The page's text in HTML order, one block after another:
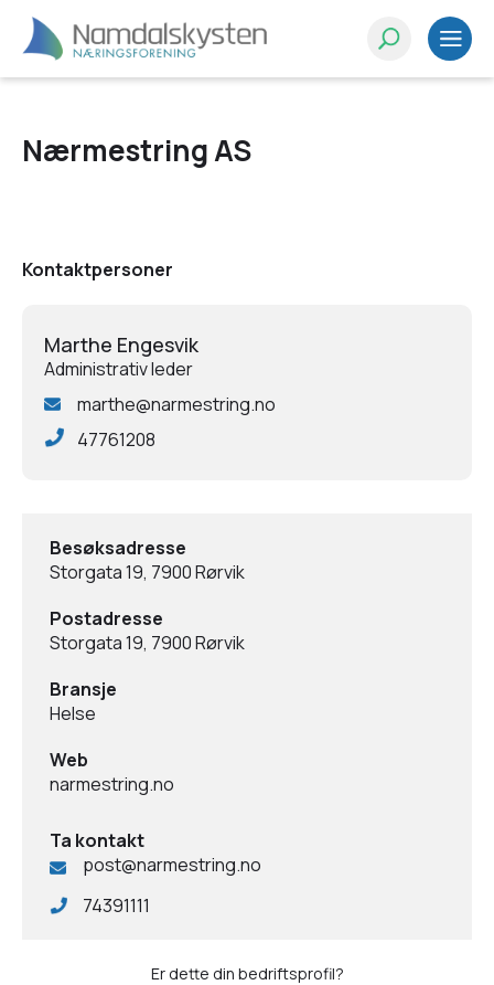
Nærmestring AS
Kontaktpersoner
Marthe Engesvik
Administrativ leder
marthe@narmestring.no
47761208
Besøksadresse
Storgata 19, 7900 Rørvik
Postadresse
Storgata 19, 7900 Rørvik
Bransje
Helse
Web
narmestring.no
Ta kontakt
post@narmestring.no
74391111
Er dette din bedriftsprofil?